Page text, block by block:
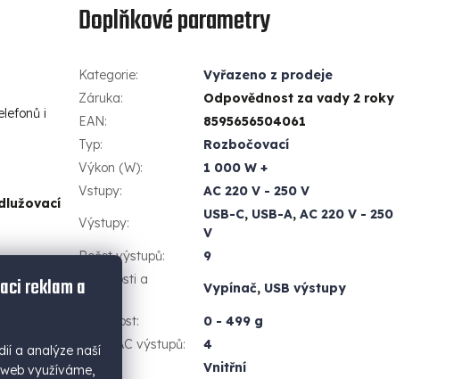
reklam a
a analýze naší
využíváme,
i
Doplňkové parametry
Kategorie:
Vyřazeno z prodeje
Záruka:
Odpovědnost za vady 2 roky
EAN:
8595656504061
Typ:
Rozbočovací
Výkon (W):
1 000 W +
Vstupy:
AC 220 V - 250 V
Výstupy:
USB-C, USB-A, AC 220 V - 250
V
Počet výstupů:
9
Vlastnosti a
funkce
Vypínač, USB výstupy
Hmotnost:
0 - 499 g
Počet AC výstupů:
4
Použití
Vnitřní